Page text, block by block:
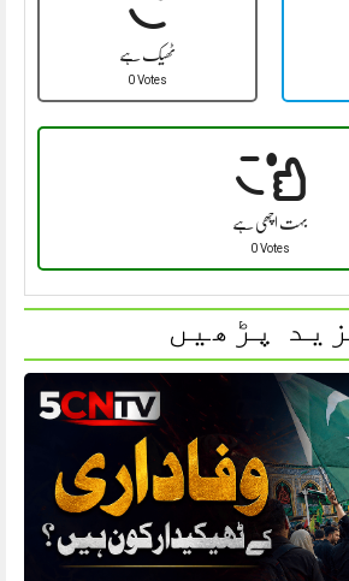
ٹھیک ہے
0 Votes
بہت اچھی ہے
0 Votes
پڑھیں